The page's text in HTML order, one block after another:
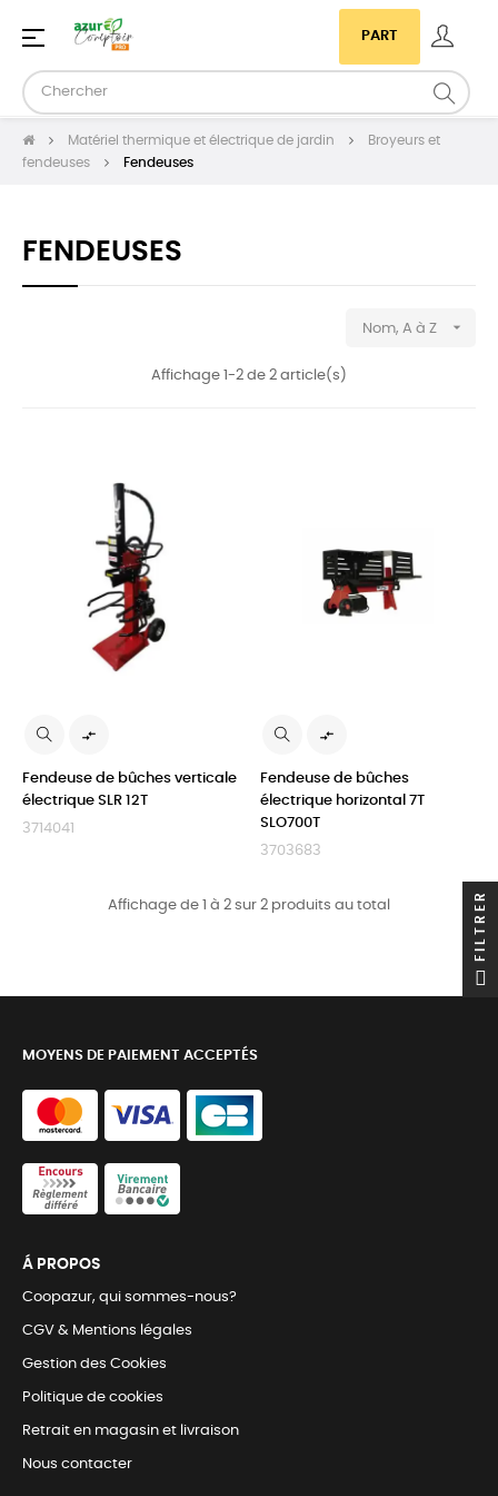
PART
Basculer
navigation
☰
Matériel thermique et électrique de jardin
Broyeurs et
fendeuses
Fendeuses
FENDEUSES
Nom, A à Z 
Affichage 1-2 de 2 article(s)

Fendeuse de bûches verticale
électrique SLR 12T
3714041

Fendeuse de bûches
électrique horizontal 7T
SLO700T
3703683
Affichage de 1 à 2 sur 2 produits au total
MOYENS DE PAIEMENT ACCEPTÉS
Á PROPOS
Coopazur, qui sommes-nous?
CGV & Mentions légales
Gestion des Cookies
Politique de cookies
Retrait en magasin et livraison
Nous contacter
FILTRER